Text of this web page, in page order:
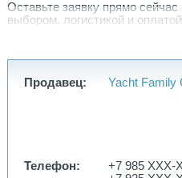
Оставьте заявку прямо
выбором, логистикой и
Мы Yacht Family Group –
все направления, связанные с
имеет более чем
считается одной из
первое производство в 1870
Продавец: Yacht Family
Телефон:
+7 985 XXX-